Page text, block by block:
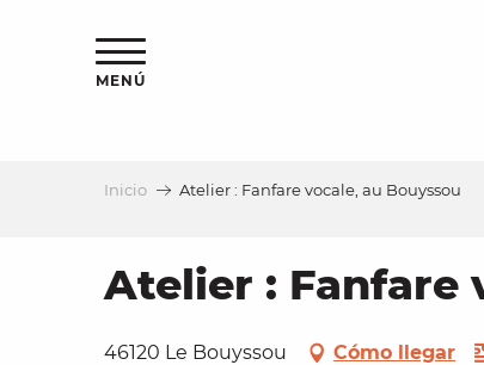
MENÚ
Inicio Atelier : Fanfare vocale, au Bouyssou
Atelier : Fanfare
46120 Le Bouyssou Cómo llegar